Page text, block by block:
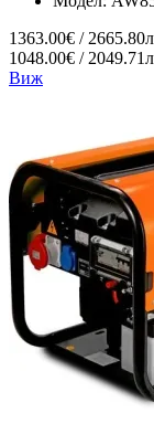
1363.00€ /
1048.00€ /
Виж